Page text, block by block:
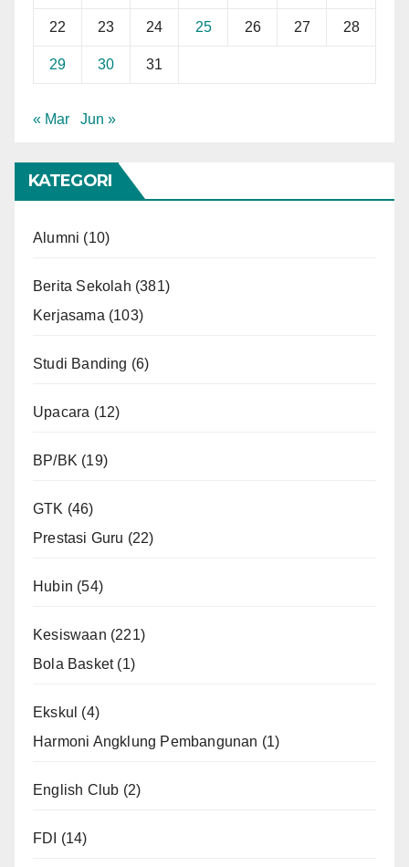
22 23 24 25 26 27 28
29 30 31
« Mar Jun »
KATEGORI
Alumni (10)
Berita Sekolah (381)
Kerjasama (103)
Studi Banding (6)
Upacara (12)
BP/BK (19)
GTK (46)
Prestasi Guru (22)
Hubin (54)
Kesiswaan (221)
Bola Basket(1)
Ekskul (4)
Harmoni Angklung Pembangunan (1)
English Club (2)
FDI (14)